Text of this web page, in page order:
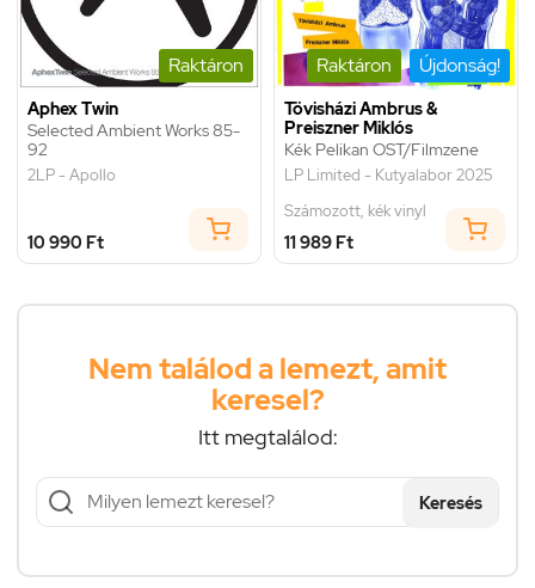
Raktáron
Aphex Twin
Selected Ambient Works 85-
92
2LP - Apollo
10 990 Ft
Raktáron Újdonság!
Tövisházi Ambrus &
Preiszner Miklós
Kék Pelikan OST/Filmzene
LP Limited - Kutyalabor 2025
Számozott, kék vinyl
11 989 Ft
Nem találod a lemezt, amit
keresel?
Itt megtalálod:
Keresés